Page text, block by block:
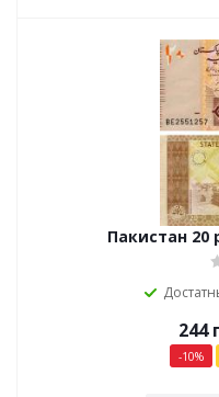
Пакистан 20
244
-10%